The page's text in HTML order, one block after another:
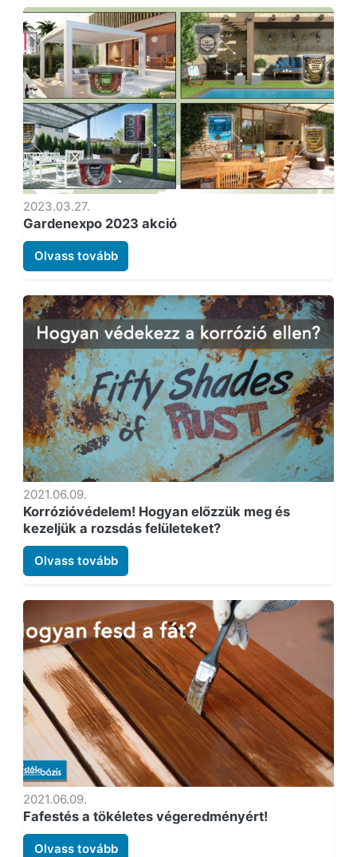
2023.03.27.
Gardenexpo 2023 akció
Olvass tovább
2021.06.09.
Korrózióvédelem! Hogyan előzzük meg és
kezeljük a rozsdás felületeket?
Olvass tovább
2021.06.09.
Fafestés a tökéletes végeredményért!
Olvass tovább